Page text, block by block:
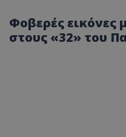
Φοβερές εικόνες
στους «32» του